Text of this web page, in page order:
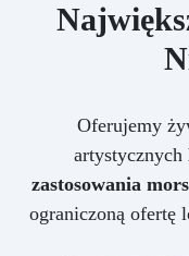
Oferujemy
artystycznych
zastosowania
ograniczoną ofertę